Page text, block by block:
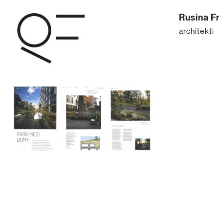
Rusina
architekti